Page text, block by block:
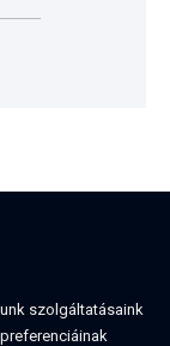
szolgáltatásaink